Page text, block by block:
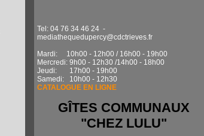
Tel: 04 76 34 46 24 -
mediathequedupercy@cdctrieves.fr
Mardi: 10h00 - 12h00 / 16h00 - 19h00
Mercredi: 9h00 - 12h30 /14h00 - 18h00
Jeudi: 17h00 - 19h00
Samedi: 10h00 - 12h30
CATALOGUE EN LIGNE
GÎTES COMMUNAUX
"CHEZ LULU"